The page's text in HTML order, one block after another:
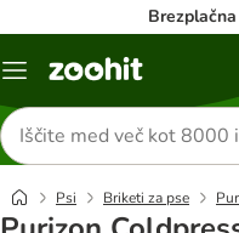
Meni
Iskanje
izdelkov
Psi Briketi za pse